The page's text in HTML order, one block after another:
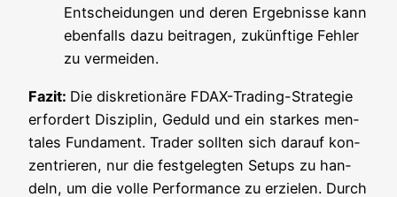
Ent­schei­dun­gen und deren Ergeb­nis­se kann
eben­falls dazu bei­tra­gen, zukünf­ti­ge Feh­ler
zu vermeiden.
Fazit: Die dis­kre­tio­nä­re FDAX-Tra­ding-Stra­te­gie
erfor­dert Dis­zi­plin, Geduld und ein star­kes men­
ta­les Fun­da­ment. Trader soll­ten sich dar­auf kon­
zen­trie­ren, nur die fest­ge­leg­ten Set­ups zu han­
deln, um die vol­le Per­for­mance zu erzie­len. Durch